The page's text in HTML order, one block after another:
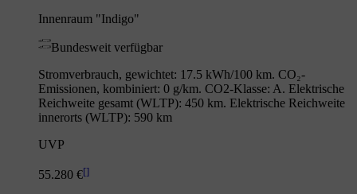
Innenraum "Indigo"
Bundesweit verfügbar
Stromverbrauch, gewichtet: 17.5 kWh/100 km. CO₂-
Emissionen, kombiniert: 0 g/km. CO2-Klasse: A. Elektrische
Reichweite gesamt (WLTP): 450 km. Elektrische Reichweite
innerorts (WLTP): 590 km
UVP
55.280 €[]